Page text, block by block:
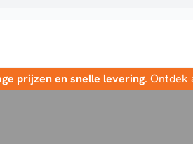
prijzen en snelle levering. Ontdek